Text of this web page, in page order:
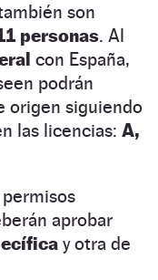
son
personas. Al
con España,
podrán
origen siguiendo
las licencias: A,
aprobar
y otra de